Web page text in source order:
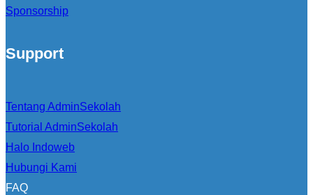
Sponsorship
Support
Tentang AdminSekolah
Tutorial AdminSekolah
Halo Indoweb
Hubungi Kami
FAQ